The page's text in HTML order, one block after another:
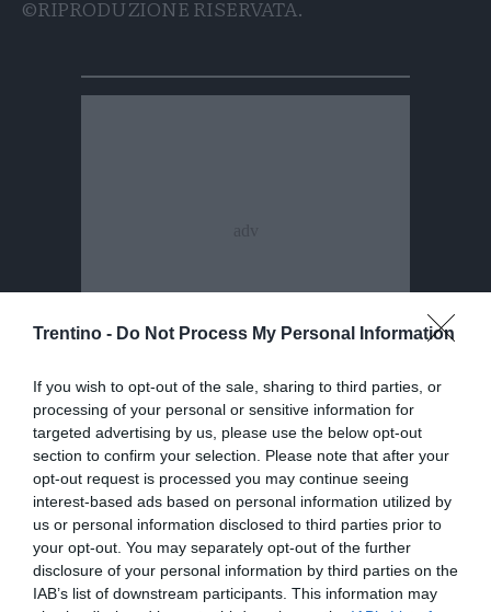
Trentino - Do Not Process My Personal Information
If you wish to opt-out of the sale, sharing to third parties, or
processing of your personal or sensitive information for
targeted advertising by us, please use the below opt-out
section to confirm your selection. Please note that after your
opt-out request is processed you may continue seeing
interest-based ads based on personal information utilized by
us or personal information disclosed to third parties prior to
your opt-out. You may separately opt-out of the further
disclosure of your personal information by third parties on the
IAB’s list of downstream participants. This information may
©RIPRODUZIONE RISERVATA.
Condividi
questo
articolo
su
Whatsapp
Condividi
questo
articolo
su
Telegram
TwitterCondividi
Mail
Tags
Passeggiate Enogastronomiche Masi Lavis